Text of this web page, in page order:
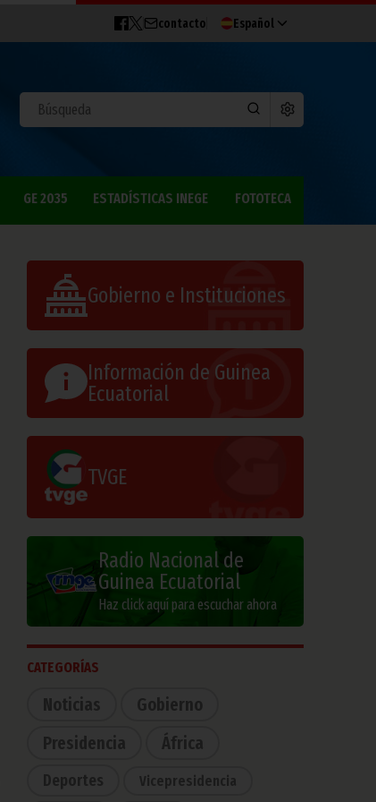
contacto Español
GE 2035 ESTADÍSTICAS INEGE FOTOTECA
Gobierno e Instituciones
Información de Guinea
Ecuatorial
TVGE
Radio Nacional de
Guinea Ecuatorial
Haz click aquí para escuchar ahora
CATEGORÍAS
Noticias
Gobierno
Presidencia
África
Deportes Vicepresidencia